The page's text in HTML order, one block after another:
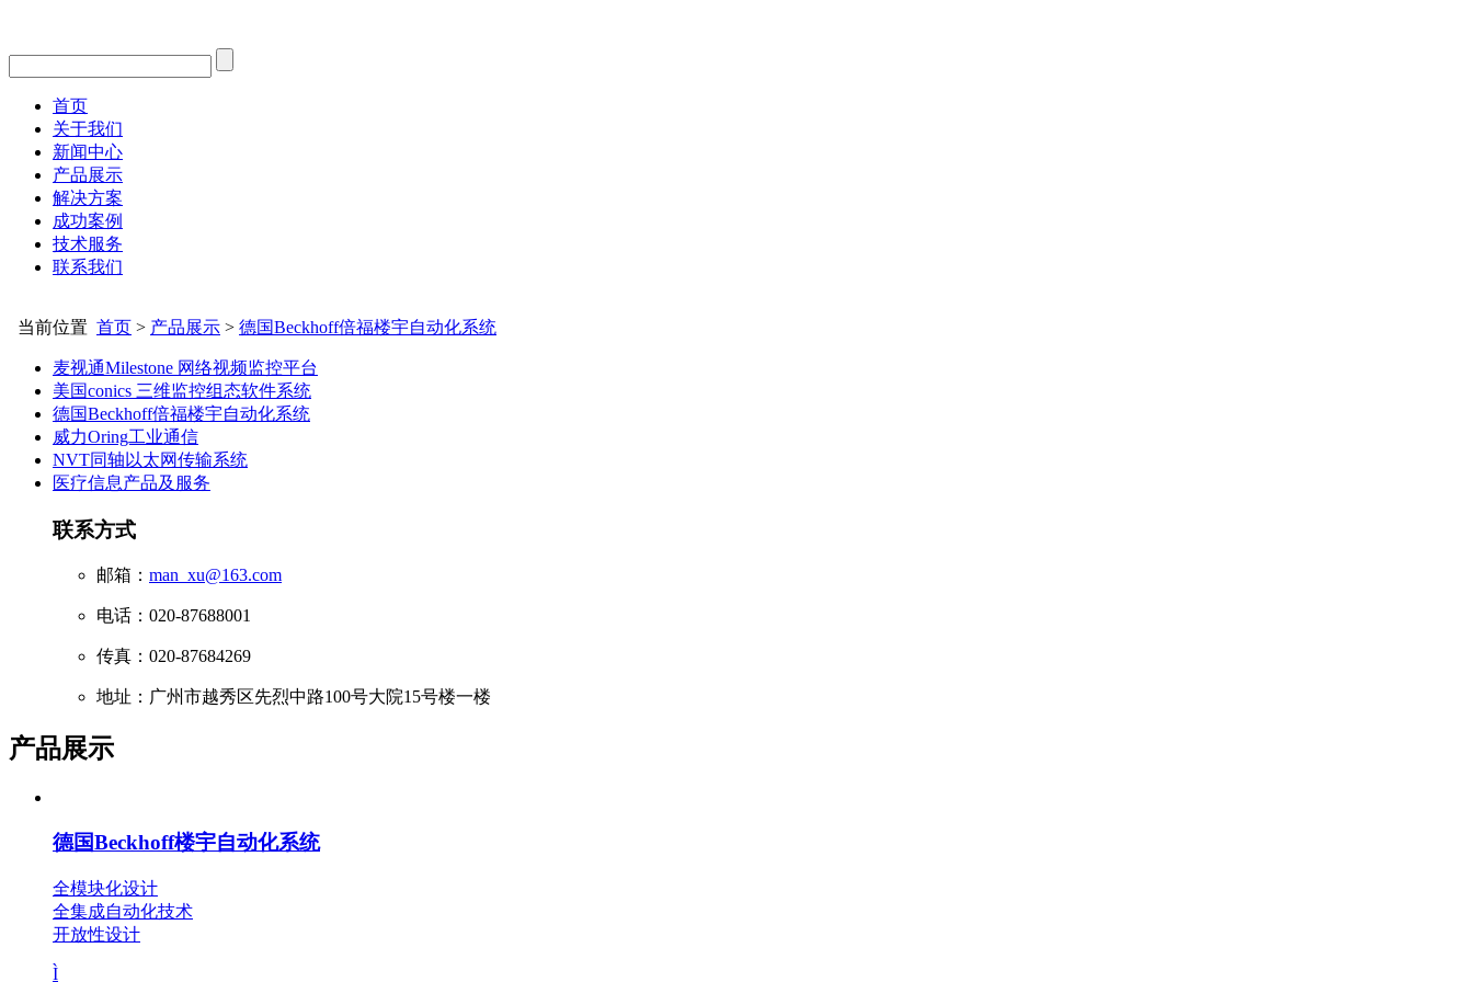
首页
关于我们
新闻中心
产品展示
解决方案
成功案例
技术服务
联系我们
当前位置 首页 > 产品展示 > 德国Beckhoff倍福楼宇自动化系统
麦视通Milestone 网络视频监控平台
美国conics 三维监控组态软件系统
德国Beckhoff倍福楼宇自动化系统
威力Oring工业通信
NVT同轴以太网传输系统
医疗信息产品及服务
联系方式
邮箱： man_xu@163.com
电话：020-87688001
传真：020-87684269
地址：广州市越秀区先烈中路100号大院15号楼一楼
产品展示
德国Beckhoff楼宇自动化系统
全模块化设计
全集成自动化技术
开放性设计
Ì